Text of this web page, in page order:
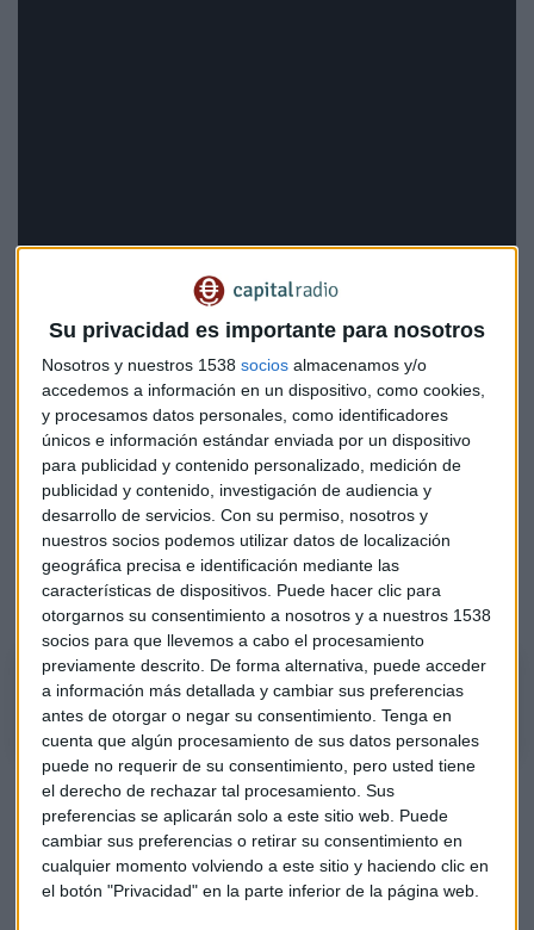
Su privacidad es importante para nosotros
Nosotros y nuestros 1538 socios almacenamos y/o
accedemos a información en un dispositivo, como cookies,
y procesamos datos personales, como identificadores
únicos e información estándar enviada por un dispositivo
para publicidad y contenido personalizado, medición de
publicidad y contenido, investigación de audiencia y
desarrollo de servicios. Con su permiso, nosotros y
nuestros socios podemos utilizar datos de localización
geográfica precisa e identificación mediante las
características de dispositivos. Puede hacer clic para
otorgarnos su consentimiento a nosotros y a nuestros 1538
socios para que llevemos a cabo el procesamiento
previamente descrito. De forma alternativa, puede acceder
a información más detallada y cambiar sus preferencias
antes de otorgar o negar su consentimiento. Tenga en
cuenta que algún procesamiento de sus datos personales
puede no requerir de su consentimiento, pero usted tiene
el derecho de rechazar tal procesamiento. Sus
preferencias se aplicarán solo a este sitio web. Puede
cambiar sus preferencias o retirar su consentimiento en
cualquier momento volviendo a este sitio y haciendo clic en
el botón "Privacidad" en la parte inferior de la página web.
El Minuto de Oro
En su Minuto de Oro, Roberto Moro recomienda " esperar y
ver". No considera que sea momento para tomar decisiones
drásticas de salida estando en los niveles actuales de los
índices americanos. Es importante observar cómo
funcionan los soportes basados en Fibonacci en los que se
encuentran actualmente. Como única recomendación
concreta, menciona aEDP, la eléctrica portuguesa.
Escucha todos sus argumentos aquí:
El Minuto de Oro con Roberto Moro, analista de Apta Negocios
Un factor adicional de incertidumbre es la inminente
temporada de resultados empresariales. Aunque las cifras
del primer trimestre probablemente no se hayan visto
afectadas, "el apartado de expectativas va a cambiar
para mal y mucho", augura Moro.